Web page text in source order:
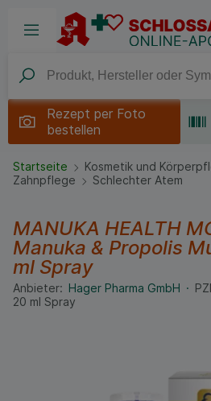
Rezept per Foto
bestellen
Startseite Kosmetik und
Zahnpflege
Schlechter Atem
MANUKA HEALTH
Manuka & Propolis
ml Spray
Anbieter: Hager Pharma GmbH
20 ml Spray